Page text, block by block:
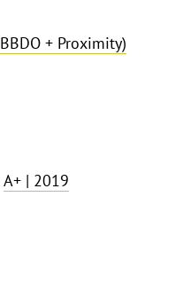
+ Proximity)
A+ | 2019